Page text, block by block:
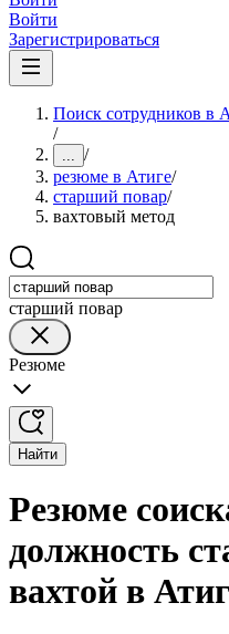
Войти
Зарегистрироваться
Поиск сотрудников в
/
... /
резюме в Атиге/
старший повар/
вахтовый метод
старший повар
Резюме
Найти
Резюме
должность
вахтой в